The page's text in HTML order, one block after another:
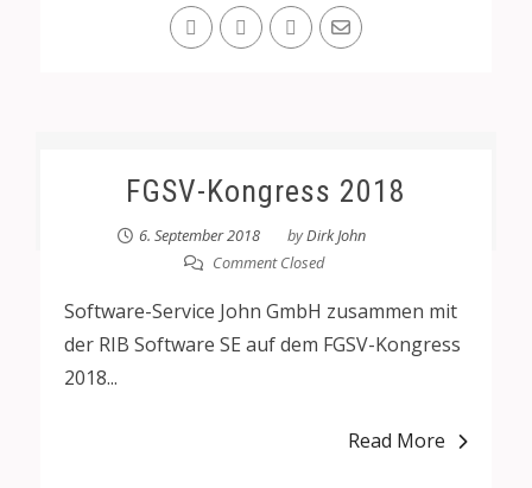
FGSV-Kongress 2018
6. September 2018 byDirk John
Comment Closed
Software-Service John GmbH zusammen mit
der RIB Software SE auf dem FGSV-Kongress
2018...
Read More